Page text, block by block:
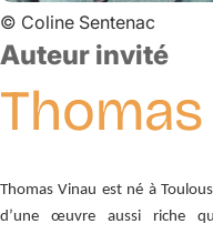
© Coline Sentenac
Auteur invité
Thomas
Thomas Vinau est né à
d’une œuvre aussi riche